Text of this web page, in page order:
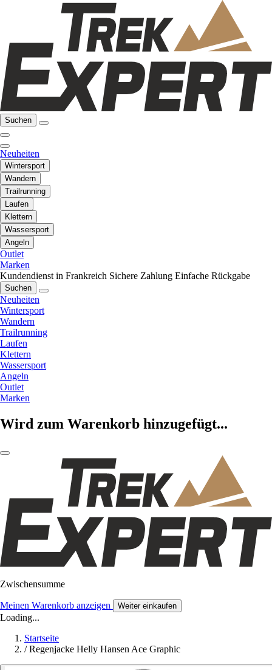
Suchen
Neuheiten
Wintersport
Wandern
Trailrunning
Laufen
Klettern
Wassersport
Angeln
Outlet
Marken
Kundendienst in Frankreich Sichere Zahlung Einfache Rückgabe
Suchen
Neuheiten
Wintersport
Wandern
Trailrunning
Laufen
Klettern
Wassersport
Angeln
Outlet
Marken
Wird zum Warenkorb hinzugefügt...
Zwischensumme
Meinen Warenkorb anzeigen Weiter einkaufen
Loading...
Startseite
/ Regenjacke Helly Hansen Ace Graphic